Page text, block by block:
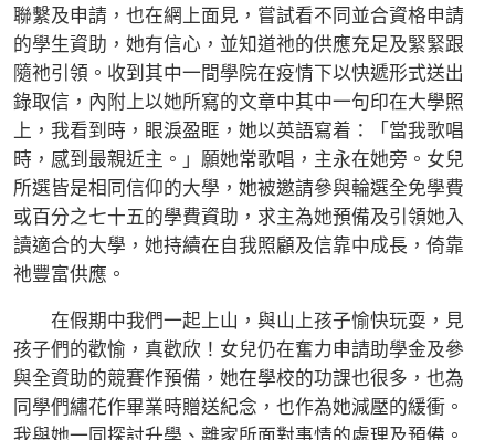
聯繫及申請，也在網上面見，嘗試看不同並合資格申請
的學生資助，她有信心，並知道祂的供應充足及緊緊跟
隨祂引領。收到其中一間學院在疫情下以快遞形式送出
錄取信，內附上以她所寫的文章中其中一句印在大學照
上，我看到時，眼淚盈眶，她以英語寫着：「當我歌唱
時，感到最親近主。」願她常歌唱，主永在她旁。女兒
所選皆是相同信仰的大學，她被邀請參與輪選全免學費
或百分之七十五的學費資助，求主為她預備及引領她入
讀適合的大學，她持續在自我照顧及信靠中成長，倚靠
祂豐富供應。
在假期中我們一起上山，與山上孩子愉快玩耍，見
孩子們的歡愉，真歡欣！女兒仍在奮力申請助學金及參
與全資助的競賽作預備，她在學校的功課也很多，也為
同學們繡花作畢業時贈送紀念，也作為她減壓的緩衝。